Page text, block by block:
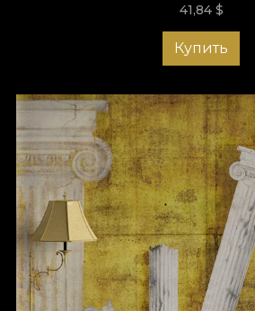
41,84 $
Купить